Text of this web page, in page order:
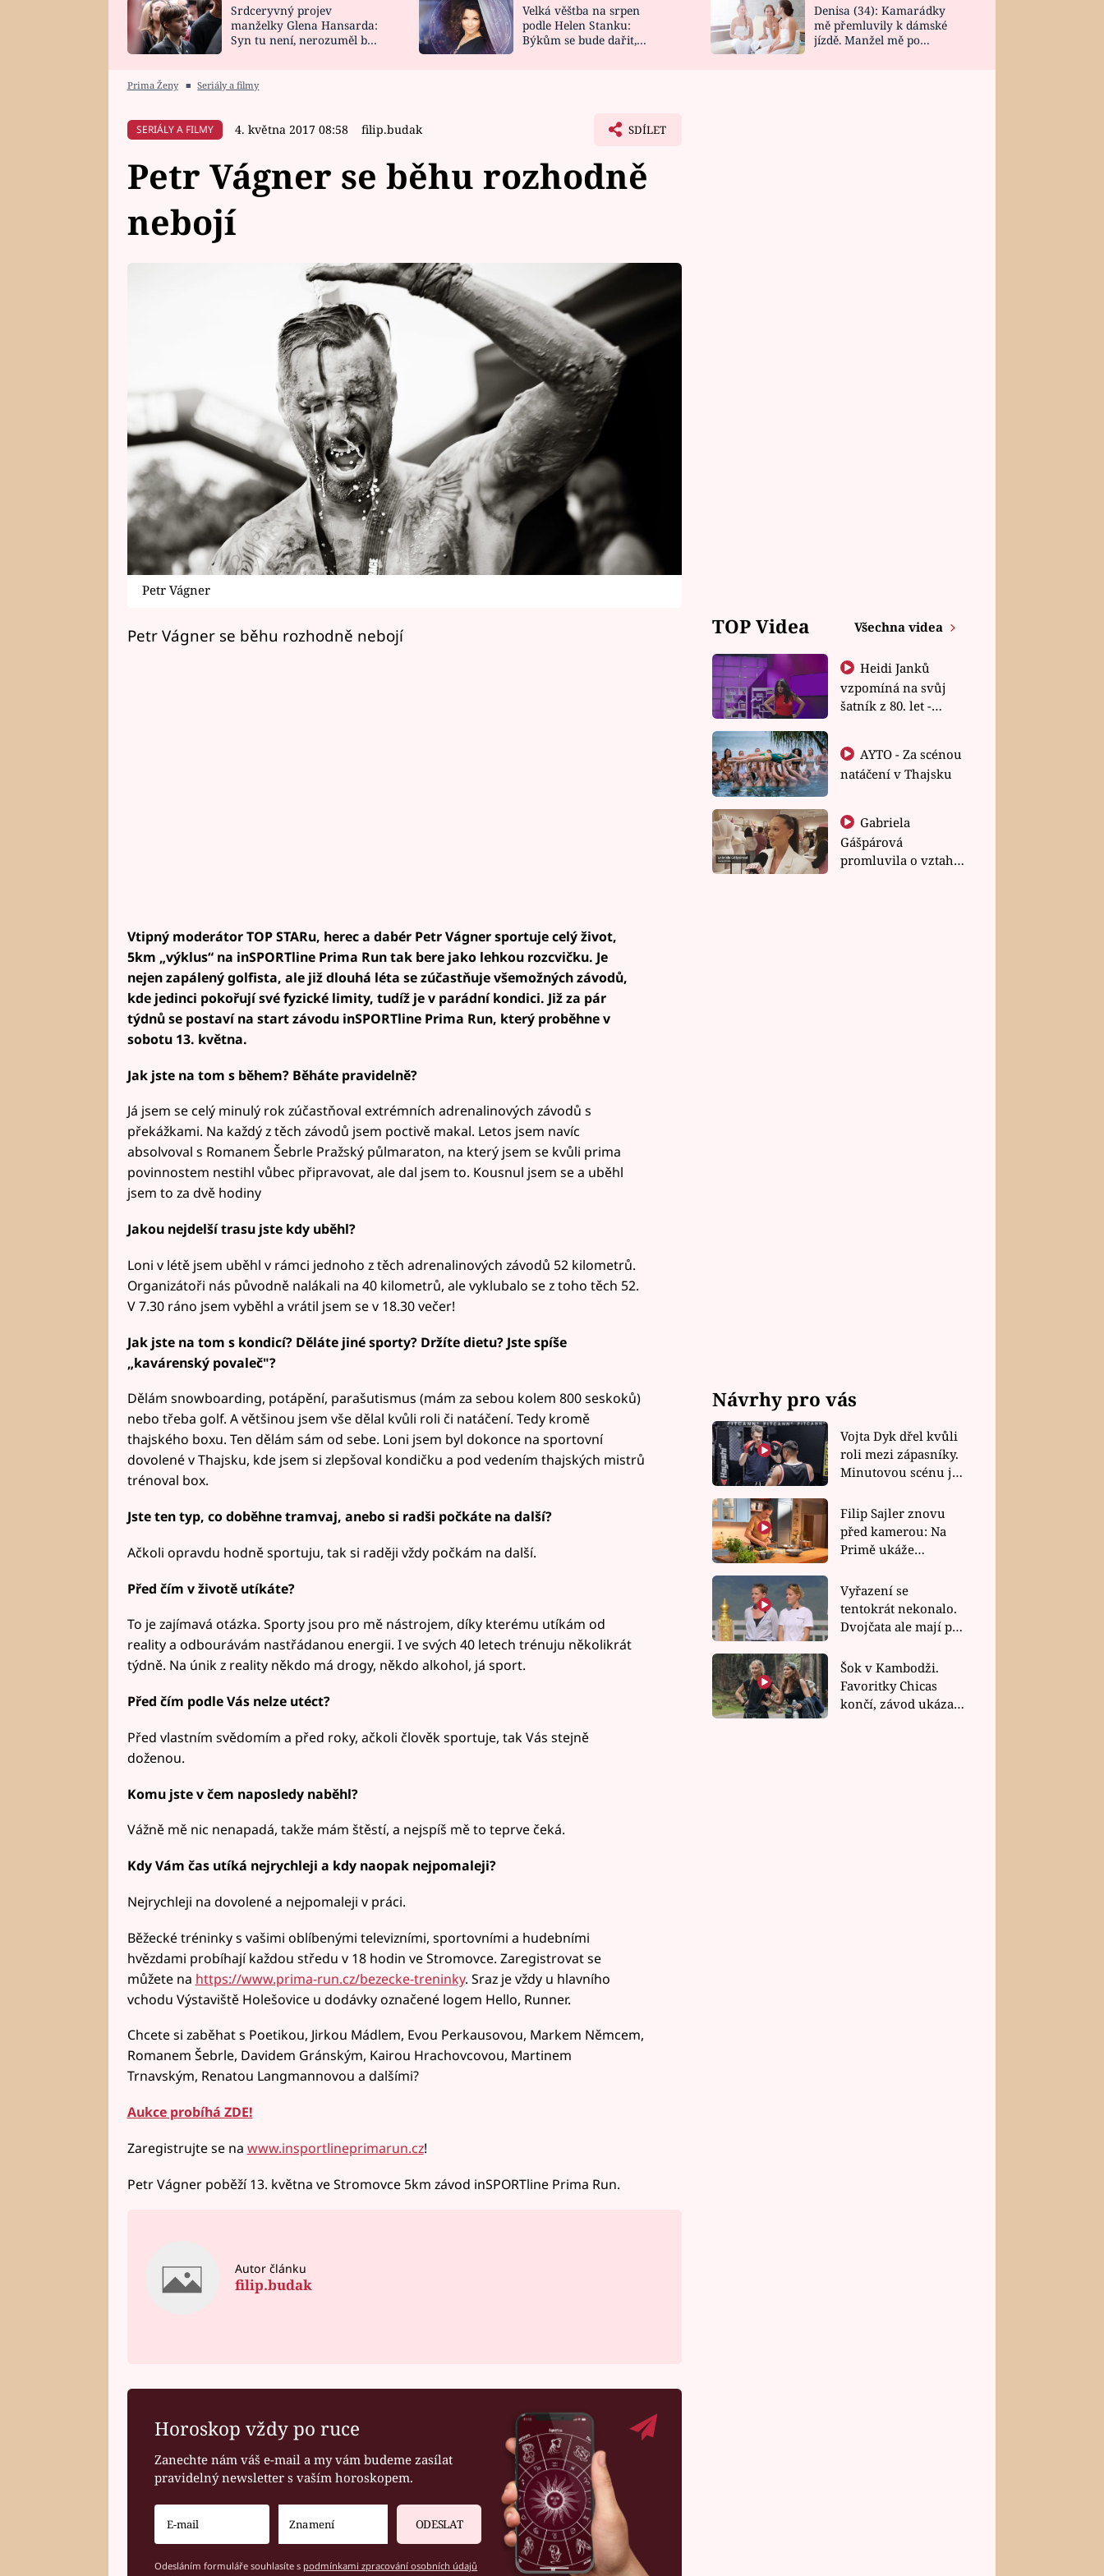
HOROSKOP NA
CELEBRITY
VAŘENÍ
NOVINKY
VIDEORECEPTY
DESIGN
Srdceryvný projev
manželky Glena Hansarda:
Syn tu není, nerozuměl by
Velká věštba na srpen
podle Helen Stanku:
Býkům se bude dařit,
Denisa (34): Kamarádky
mě přemluvily k dámské
jízdě. Manžel mě po
Prima Ženy ■ Seriály a filmy
SERIÁLY A FILMY 4. května 2017 08:58 filip.budak SDÍLET
Petr Vágner se běhu rozhodně
nebojí
Petr Vágner
Petr Vágner se běhu rozhodně nebojí
Vtipný moderátor TOP STARu, herec a dabér Petr Vágner sportuje celý život,
5km „výklus“ na inSPORTline Prima Run tak bere jako lehkou rozcvičku. Je
nejen zapálený golfista, ale již dlouhá léta se zúčastňuje všemožných závodů,
kde jedinci pokořují své fyzické limity, tudíž je v parádní kondici. Již za pár
týdnů se postaví na start závodu inSPORTline Prima Run, který proběhne v
sobotu 13. května.
Jak jste na tom s během? Běháte pravidelně?
Já jsem se celý minulý rok zúčastňoval extrémních adrenalinových závodů s
překážkami. Na každý z těch závodů jsem poctivě makal. Letos jsem navíc
absolvoval s Romanem Šebrle Pražský půlmaraton, na který jsem se kvůli prima
povinnostem nestihl vůbec připravovat, ale dal jsem to. Kousnul jsem se a uběhl
jsem to za dvě hodiny
Jakou nejdelší trasu jste kdy uběhl?
Loni v létě jsem uběhl v rámci jednoho z těch adrenalinových závodů 52 kilometrů.
Organizátoři nás původně nalákali na 40 kilometrů, ale vyklubalo se z toho těch 52.
V 7.30 ráno jsem vyběhl a vrátil jsem se v 18.30 večer!
Jak jste na tom s kondicí? Děláte jiné sporty? Držíte dietu? Jste spíše
„kavárenský povaleč"?
Dělám snowboarding, potápění, parašutismus (mám za sebou kolem 800 seskoků)
nebo třeba golf. A většinou jsem vše dělal kvůli roli či natáčení. Tedy kromě
thajského boxu. Ten dělám sám od sebe. Loni jsem byl dokonce na sportovní
dovolené v Thajsku, kde jsem si zlepšoval kondičku a pod vedením thajských mistrů
trénoval box.
Jste ten typ, co doběhne tramvaj, anebo si radši počkáte na další?
Ačkoli opravdu hodně sportuju, tak si raději vždy počkám na další.
Před čím v životě utíkáte?
To je zajímavá otázka. Sporty jsou pro mě nástrojem, díky kterému utíkám od
reality a odbourávám nastřádanou energii. I ve svých 40 letech trénuju několikrát
týdně. Na únik z reality někdo má drogy, někdo alkohol, já sport.
Před čím podle Vás nelze utéct?
Před vlastním svědomím a před roky, ačkoli člověk sportuje, tak Vás stejně
doženou.
Komu jste v čem naposledy naběhl?
Vážně mě nic nenapadá, takže mám štěstí, a nejspíš mě to teprve čeká.
Kdy Vám čas utíká nejrychleji a kdy naopak nejpomaleji?
Nejrychleji na dovolené a nejpomaleji v práci.
Běžecké tréninky s vašimi oblíbenými televizními, sportovními a hudebními
hvězdami probíhají každou středu v 18 hodin ve Stromovce. Zaregistrovat se
můžete na https://www.prima-run.cz/bezecke-treninky. Sraz je vždy u hlavního
vchodu Výstaviště Holešovice u dodávky označené logem Hello, Runner.
Chcete si zaběhat s Poetikou, Jirkou Mádlem, Evou Perkausovou, Markem Němcem,
Romanem Šebrle, Davidem Gránským, Kairou Hrachovcovou, Martinem
Trnavským, Renatou Langmannovou a dalšími?
Aukce probíhá ZDE!
Zaregistrujte se na www.insportlineprimarun.cz!
Petr Vágner poběží 13. května ve Stromovce 5km závod inSPORTline Prima Run.
Autor článku
filip.budak
Horoskop vždy po ruce
Zanechte nám váš e-mail a my vám budeme zasílat
pravidelný newsletter s vaším horoskopem.
ODESLAT
Odesláním formuláře souhlasíte s podmínkami zpracování osobních údajů
TOP Videa Všechna videa
Heidi Janků
vzpomíná na svůj
šatník z 80. let -
natáčení v Thajsku
Gabriela
Gášpárová
promluvila o vztahu
Návrhy pro vás
Vojta Dyk dřel kvůli
roli mezi zápasníky.
Minutovou scénu jel
Filip Sajler znovu
před kamerou: Na
Primě ukáže
rychlé recepty
Vyřazení se
tentokrát nekonalo.
Dvojčata ale mají po
závodu nůž na krku
Šok v Kambodži.
Favoritky Chicas
končí, závod ukázal